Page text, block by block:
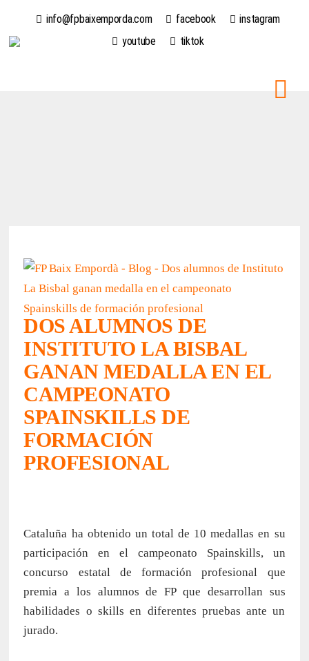
info@fpbaixemporda.com facebook
instagram
youtube
tiktok
DOS ALUMNOS DE
INSTITUTO LA BISBAL
GANAN MEDALLA EN EL
CAMPEONATO
SPAINSKILLS DE
FORMACIÓN
PROFESIONAL
Cataluña ha obtenido un total de 10 medallas en su
participación en el campeonato Spainskills, un
concurso estatal de formación profesional que
premia a los alumnos de FP que desarrollan sus
habilidades o skills en diferentes pruebas ante un
jurado.